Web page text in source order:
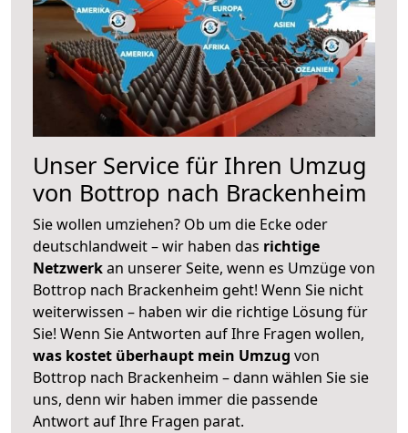
Unser Service für Ihren Umzug
von Bottrop nach Brackenheim
Sie wollen umziehen? Ob um die Ecke oder
deutschlandweit – wir haben das richtige
Netzwerkan unserer Seite, wenn es Umzüge von
Bottrop nach Brackenheim geht! Wenn Sie nicht
weiterwissen – haben wir die richtige Lösung für
Sie! Wenn Sie Antworten auf Ihre Fragen wollen,
was kostet überhaupt mein Umzug von
Bottrop nach Brackenheim – dann wählen Sie sie
uns, denn wir haben immer die passende
Antwort auf Ihre Fragen parat.